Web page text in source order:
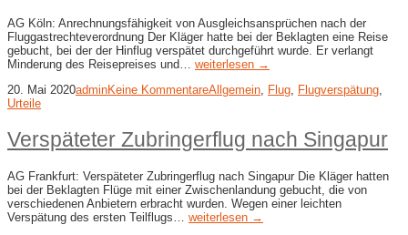
AG Köln: Anrechnungsfähigkeit von Ausgleichsansprüchen nach der
Fluggastrechteverordnung Der Kläger hatte bei der Beklagten eine Reise
gebucht, bei der der Hinflug verspätet durchgeführt wurde. Er verlangt
Minderung des Reisepreises und… weiterlesen →
20. Mai 2020adminKeine KommentareAllgemein, Flug, Flugverspätung,
Urteile
Verspäteter Zubringerflug nach Singapur
AG Frankfurt: Verspäteter Zubringerflug nach Singapur Die Kläger hatten
bei der Beklagten Flüge mit einer Zwischenlandung gebucht, die von
verschiedenen Anbietern erbracht wurden. Wegen einer leichten
Verspätung des ersten Teilflugs… weiterlesen →